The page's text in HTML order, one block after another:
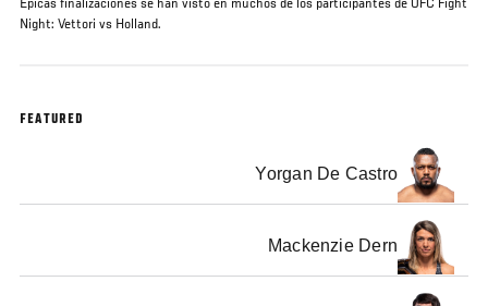
Epicas finalizaciones se han visto en muchos de los participantes de UFC Fight
Night: Vettori vs Holland.
FEATURED
Yorgan De Castro
Mackenzie Dern